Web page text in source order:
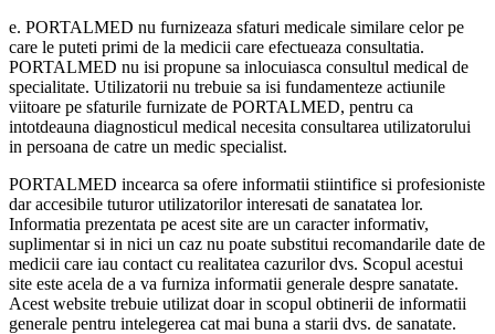
e. PORTALMED nu furnizeaza sfaturi medicale similare celor pe
care le puteti primi de la medicii care efectueaza consultatia.
PORTALMED nu isi propune sa inlocuiasca consultul medical de
specialitate. Utilizatorii nu trebuie sa isi fundamenteze actiunile
viitoare pe sfaturile furnizate de PORTALMED, pentru ca
intotdeauna diagnosticul medical necesita consultarea utilizatorului
in persoana de catre un medic specialist.
PORTALMED incearca sa ofere informatii stiintifice si profesioniste
dar accesibile tuturor utilizatorilor interesati de sanatatea lor.
Informatia prezentata pe acest site are un caracter informativ,
suplimentar si in nici un caz nu poate substitui recomandarile date de
medicii care iau contact cu realitatea cazurilor dvs. Scopul acestui
site este acela de a va furniza informatii generale despre sanatate.
Acest website trebuie utilizat doar in scopul obtinerii de informatii
generale pentru intelegerea cat mai buna a starii dvs. de sanatate.